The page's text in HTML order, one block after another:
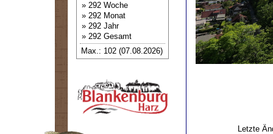
» 292 Woche
» 292 Monat
» 292 Jahr
» 292 Gesamt
Max.: 102 (07.08.2026)
Letzte